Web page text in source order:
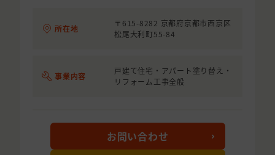
所在地
〒615-8282 京都府京都市西京区
松尾大利町55-84
事業内容
戸建て住宅・アパート塗り替え・
リフォーム工事全般
お問い合わせ